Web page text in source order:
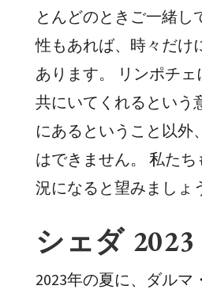
とんどのときご一緒し
性もあれば、時々だけ
あります。 リンポチェ
共にいてくれるという
にあるということ以外
はできません。 私た
況になると望みましょ
シェダ 2023
2023年の夏に、ダルマ